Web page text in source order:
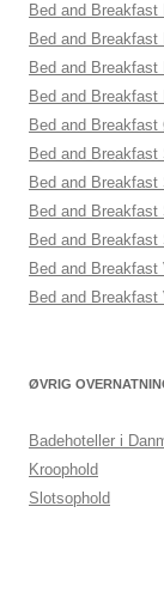
Bed and Breakfast
Bed and Breakfast
Bed and Breakfast
Bed and
Bed and
Bed and Breakfast
Bed and
Bed and Breakfast
Bed and
Bed and Breakfast
Bed and
ØVRIG
Badehoteller i
Kroophold
Slotsophold